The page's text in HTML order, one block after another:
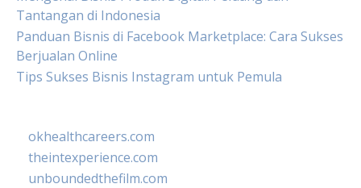
Tantangan di Indonesia
Panduan Bisnis di Facebook Marketplace: Cara Sukses
Berjualan Online
Tips Sukses Bisnis Instagram untuk Pemula
okhealthcareers.com
theintexperience.com
unboundedthefilm.com